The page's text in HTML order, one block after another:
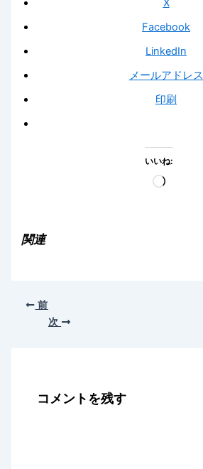
Facebook
LinkedIn
メールアドレス
印刷
いいね:
読
関連
前
次
コメントを残す